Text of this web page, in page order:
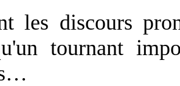
les discours
tournant